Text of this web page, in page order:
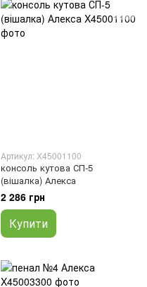
Артикул: X45001100
консоль кутова СП-5
(вішалка) Алекса
2 286 грн
Купити